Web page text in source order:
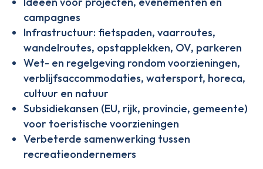
campagnes
Infrastructuur: fietspaden, vaarroutes,
wandelroutes, opstapplekken, OV, parkeren
Wet- en regelgeving rondom voorzieningen,
verblijfsaccommodaties, watersport, horeca,
cultuur en natuur
Subsidiekansen (EU, rijk, provincie, gemeente)
voor toeristische voorzieningen
Verbeterde samenwerking tussen
recreatieondernemers